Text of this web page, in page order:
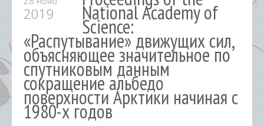
2019 National Academy of
Science:
«Распутывание» движущих сил,
объясняющее значительное по
спутниковым данным
сокращение альбедо
поверхности Арктики начиная с
1980-х годов